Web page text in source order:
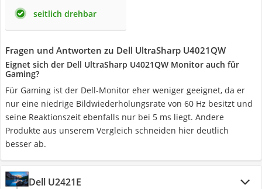
seitlich drehbar
Fragen und Antworten zu Dell UltraSharp U4021QW
Eignet sich der Dell UltraSharp U4021QW Monitor auch für
Gaming?
Für Gaming ist der Dell-Monitor eher weniger geeignet, da er
nur eine niedrige Bildwiederholungsrate von 60 Hz besitzt und
seine Reaktionszeit ebenfalls nur bei 5 ms liegt. Andere
Produkte aus unserem Vergleich schneiden hier deutlich
besser ab.
Dell U2421E